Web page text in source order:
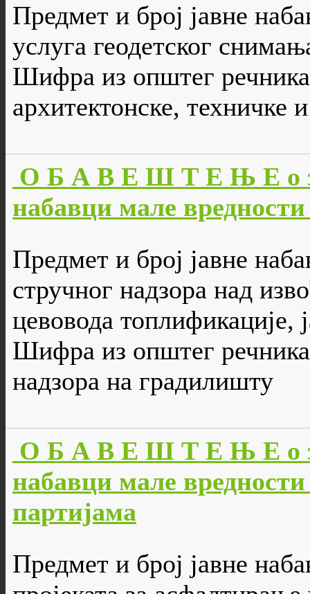
Предмет и број јавне
услуга геодетског
Шифра из општег
aрхитектонске, техничке
О Б А В Е Ш Т Е Њ Е о
набавци мале вредности
Предмет и број јавне
стручног надзора над
цевовода топлификације,
Шифра из општег
надзора на градилишту
О Б А В Е Ш Т Е Њ Е о
набавци мале
партијама
Предмет и број јавне